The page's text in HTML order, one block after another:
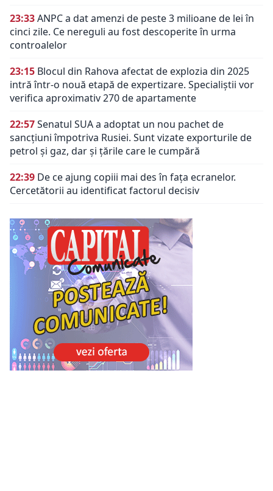
23:33ANPC a dat amenzi de peste 3 milioane de lei în
cinci zile. Ce nereguli au fost descoperite în urma
controalelor
23:15 Blocul din Rahova afectat de explozia din 2025
intră într-o nouă etapă de expertizare. Specialiștii vor
verifica aproximativ 270 de apartamente
22:57Senatul SUA a adoptat un nou pachet de
sancțiuni împotriva Rusiei. Sunt vizate exporturile de
petrol și gaz, dar și țările care le cumpără
22:39 De ce ajung copiii mai des în fața ecranelor.
Cercetătorii au identificat factorul decisiv